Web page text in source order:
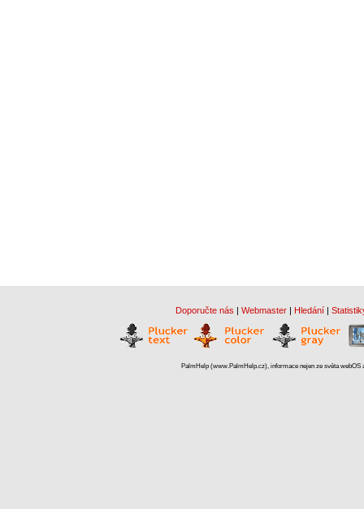
Doporučte nás | Webmaster | Hledání |
PalmHelp (www.PalmHelp.cz), informace nejen ze světa